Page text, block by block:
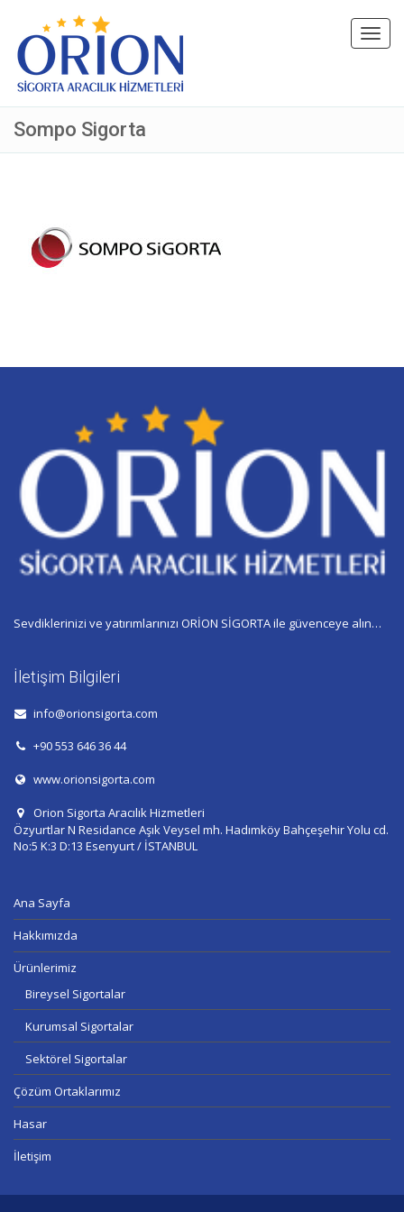
Sompo Sigorta
Sevdiklerinizi ve yatırımlarınızı ORİON SİGORTA ile güvenceye alın…
İletişim Bilgileri
info@orionsigorta.com
+90 553 646 36 44
www.orionsigorta.com
Orion Sigorta Aracılık Hizmetleri
Özyurtlar N Residance Aşık Veysel mh. Hadımköy Bahçeşehir Yolu cd.
No:5 K:3 D:13 Esenyurt / İSTANBUL
Ana Sayfa
Hakkımızda
Ürünlerimiz
Bireysel Sigortalar
Kurumsal Sigortalar
Sektörel Sigortalar
Çözüm Ortaklarımız
Hasar
İletişim